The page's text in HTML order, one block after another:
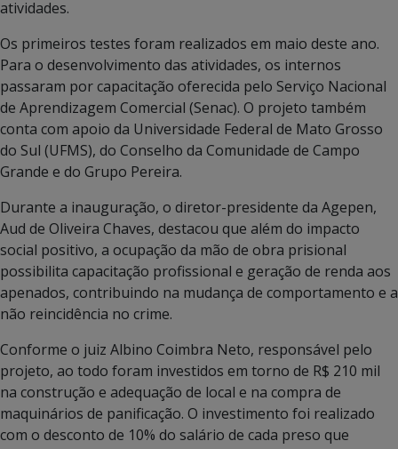
atividades.
Os primeiros testes foram realizados em maio deste ano.
Para o desenvolvimento das atividades, os internos
passaram por capacitação oferecida pelo Serviço Nacional
de Aprendizagem Comercial (Senac). O projeto também
conta com apoio da Universidade Federal de Mato Grosso
do Sul (UFMS), do Conselho da Comunidade de Campo
Grande e do Grupo Pereira.
Durante a inauguração, o diretor-presidente da Agepen,
Aud de Oliveira Chaves, destacou que além do impacto
social positivo, a ocupação da mão de obra prisional
possibilita capacitação profissional e geração de renda aos
apenados, contribuindo na mudança de comportamento e a
não reincidência no crime.
Conforme o juiz Albino Coimbra Neto, responsável pelo
projeto, ao todo foram investidos em torno de R$ 210 mil
na construção e adequação de local e na compra de
maquinários de panificação. O investimento foi realizado
com o desconto de 10% do salário de cada preso que